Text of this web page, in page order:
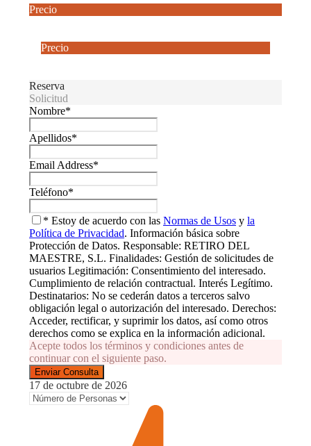
Precio
Precio
Reserva
Solicitud
Nombre*
Apellidos*
Email Address*
Teléfono*
* Estoy de acuerdo con las Normas de Usos y la
Política de Privacidad. Información básica sobre
Protección de Datos. Responsable: RETIRO DEL
MAESTRE, S.L. Finalidades: Gestión de solicitudes de
usuarios Legitimación: Consentimiento del interesado.
Cumplimiento de relación contractual. Interés Legítimo.
Destinatarios: No se cederán datos a terceros salvo
obligación legal o autorización del interesado. Derechos:
Acceder, rectificar, y suprimir los datos, así como otros
derechos como se explica en la información adicional.
Acepte todos los términos y condiciones antes de
continuar con el siguiente paso.
17 de octubre de 2026